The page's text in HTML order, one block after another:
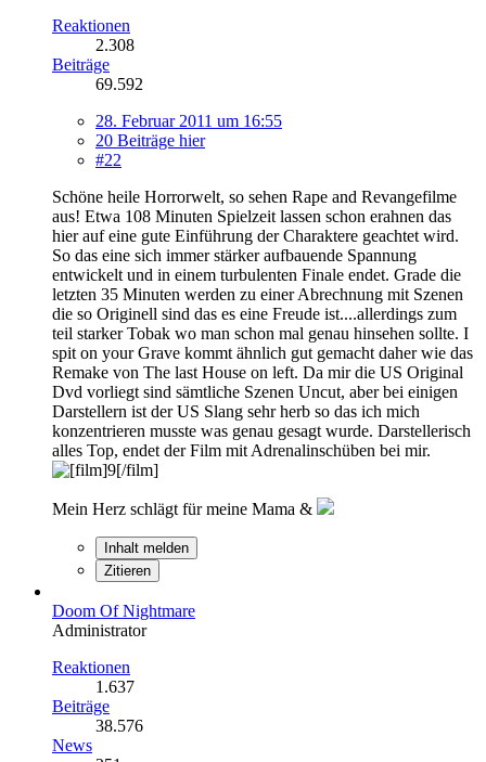
Reaktionen
2.308
Beiträge
69.592
28. Februar 2011 um 16:55
20 Beiträge hier
#22
Schöne heile Horrorwelt, so sehen Rape and Revangefilme
aus! Etwa 108 Minuten Spielzeit lassen schon erahnen das
hier auf eine gute Einführung der Charaktere geachtet wird.
So das eine sich immer stärker aufbauende Spannung
entwickelt und in einem turbulenten Finale endet. Grade die
letzten 35 Minuten werden zu einer Abrechnung mit Szenen
die so Originell sind das es eine Freude ist....allerdings zum
teil starker Tobak wo man schon mal genau hinsehen sollte. I
spit on your Grave kommt ähnlich gut gemacht daher wie das
Remake von The last House on left. Da mir die US Original
Dvd vorliegt sind sämtliche Szenen Uncut, aber bei einigen
Darstellern ist der US Slang sehr herb so das ich mich
konzentrieren musste was genau gesagt wurde. Darstellerisch
alles Top, endet der Film mit Adrenalinschüben bei mir.
Mein Herz schlägt für meine Mama &
Inhalt melden
Zitieren
Doom Of Nightmare
Administrator
Reaktionen
1.637
Beiträge
38.576
News